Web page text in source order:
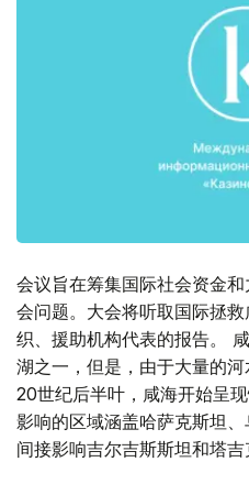
会议旨在筹集国际社会资金
会问题。大会将听取国际拯
织、援助机构代表的报告。
湖之一，但是，由于大量的
20世纪后半叶，咸海开始呈
影响的区域涵盖哈萨克斯坦
间接影响吉尔吉斯斯坦和塔吉